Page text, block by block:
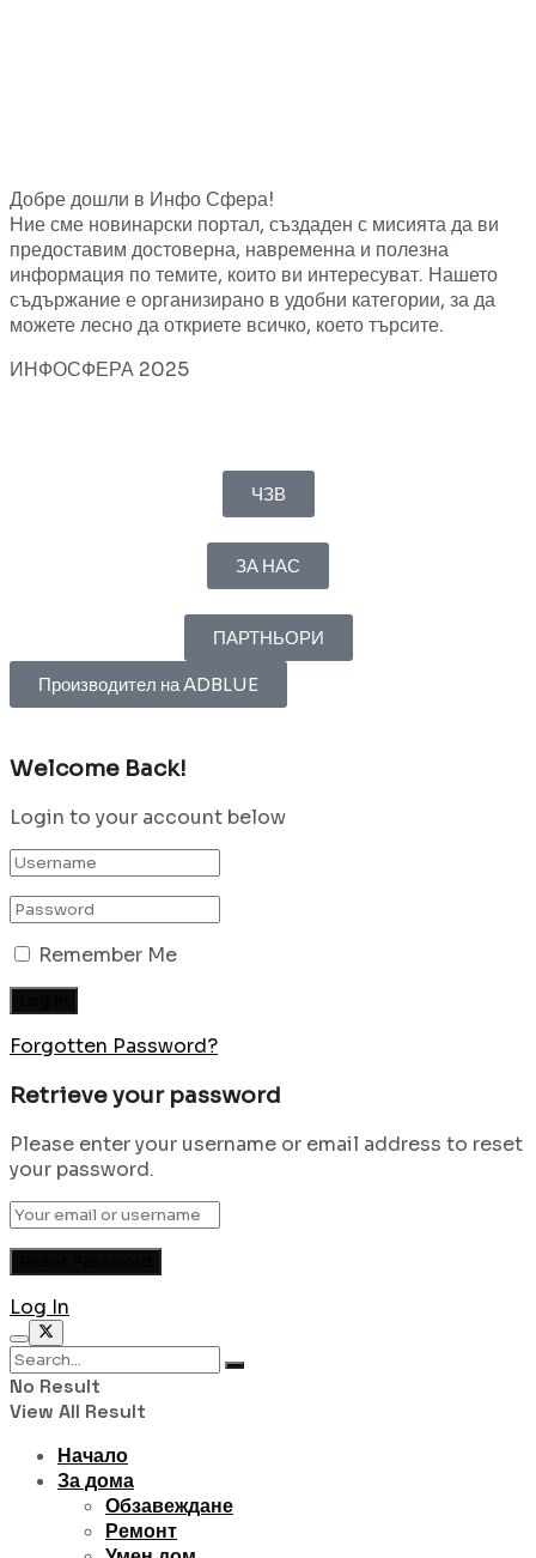
Добре дошли в Инфо Сфера!
Ние сме новинарски портал, създаден с мисията да ви
предоставим достоверна, навременна и полезна
информация по темите, които ви интересуват. Нашето
съдържание е организирано в удобни категории, за да
можете лесно да откриете всичко, което търсите.
ИНФОСФЕРА 2025
ЧЗВ
ЗА НАС
ПАРТНЬОРИ
Производител на ADBLUE
Welcome Back!
Login to your account below
Remember Me
Forgotten Password?
Retrieve your password
Please enter your username or email address to reset
your password.
Log In
No Result
View All Result
Начало
За дома
Обзавеждане
Ремонт